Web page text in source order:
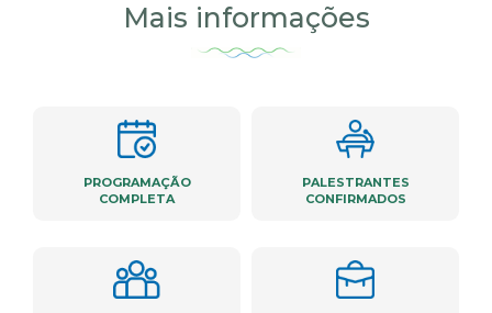
Mais informações
PROGRAMAÇÃO
COMPLETA
PALESTRANTES
CONFIRMADOS